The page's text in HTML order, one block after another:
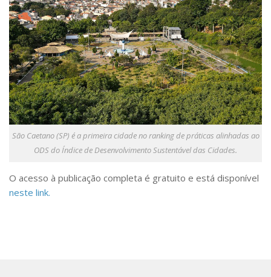
São Caetano (SP) é a primeira cidade no ranking de práticas alinhadas ao
ODS do Índice de Desenvolvimento Sustentável das Cidades.
O acesso à publicação completa é gratuito e está disponível
neste link.